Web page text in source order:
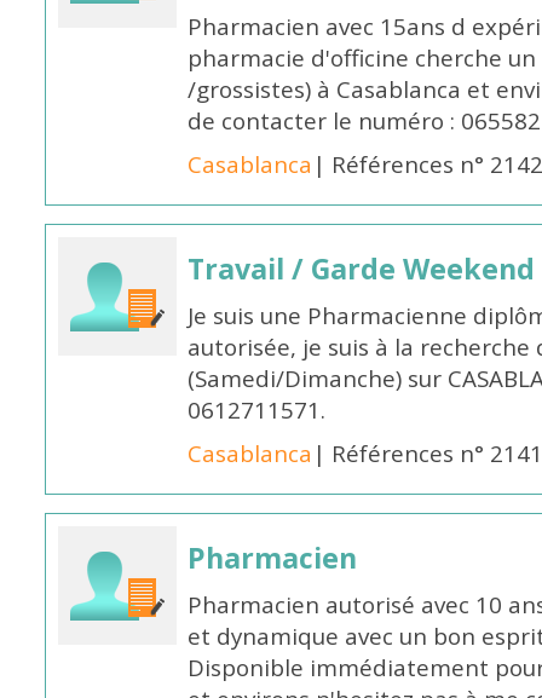
Pharmacien avec 15ans d
pharmacie d'officine cherche
/grossistes) à Casablanca et
de contacter le numéro :
Casablanca | Références n°
Travail / Garde Weekend
Je suis une Pharmacienne
autorisée, je suis à la
(Samedi/Dimanche) sur
0612711571.
Casablanca | Références n°
Pharmacien
Pharmacien autorisé avec 10
et dynamique avec un bon
Disponible immédiatement